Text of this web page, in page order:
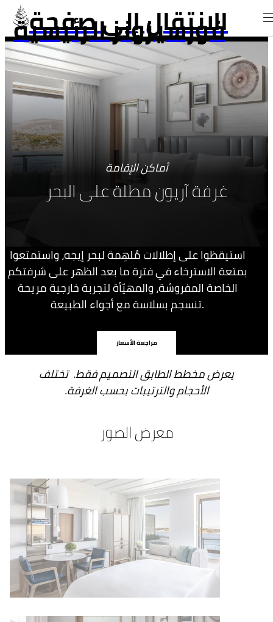
الانتقال إلى صفحة
فورسيزونز الرئيسية
أماكن الإقامة
غرفة آريون مطلة على البحر
استيقظوا على إطلالات مُلهِمة لبحر إيجه، واستمتعوا
بمتعة الاسترخاء في فترة ما بعد الظهر على شرفتكم
الخاصة المفروشة، والمهيّأة لتجربة خارجية مريحة
تنسجم بسلاسة مع أجواء الطبيعة.
مراجعة الأسعار
يعرض مخطط الطابق التصميم فقط. تختلف
الأحجام والترتيبات بحسب الغرفة.
معرض الصور